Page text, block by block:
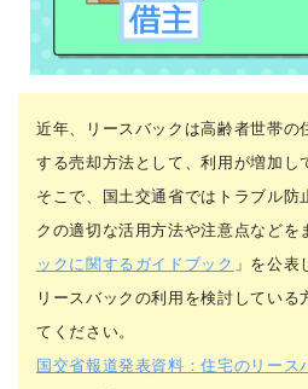
近年、リースバックは高齢者世帯の
する売却方法として、利用が増加し
そこで、国土交通省ではトラブル防
クの適切な活用方法や注意点などを
ックに関するガイドブック 」を公表
リースバックの利用を検討してい
てください。
国交省報道発表資料：住宅のリース